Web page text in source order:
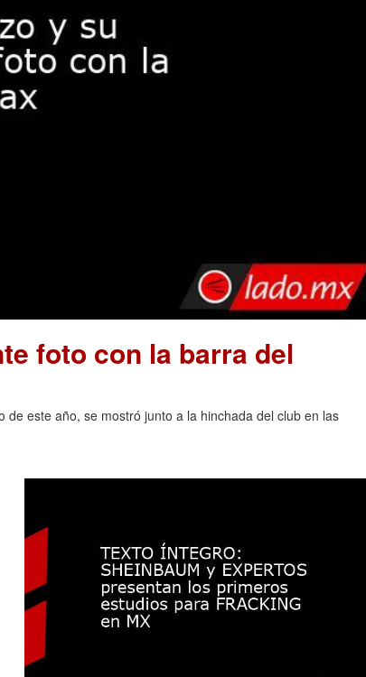
foto con la barra del
este año, se mostró junto a la hinchada del club en las